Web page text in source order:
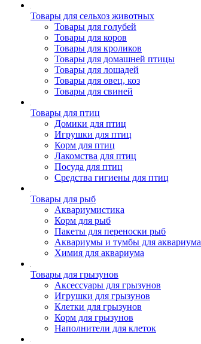
Товары для сельхоз животных
Товары для голубей
Товары для коров
Товары для кроликов
Товары для домашней птицы
Товары для лошадей
Товары для овец, коз
Товары для свиней
Товары для птиц
Домики для птиц
Игрушки для птиц
Корм для птиц
Лакомства для птиц
Посуда для птиц
Средства гигиены для птиц
Товары для рыб
Аквариумистика
Корм для рыб
Пакеты для переноски рыб
Аквариумы и тумбы для аквариума
Химия для аквариума
Товары для грызунов
Аксессуары для грызунов
Игрушки для грызунов
Клетки для грызунов
Корм для грызунов
Наполнители для клеток